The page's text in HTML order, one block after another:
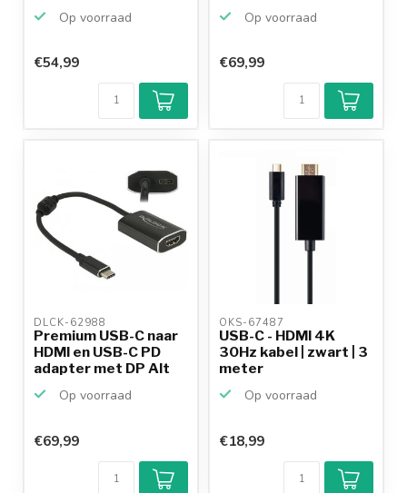
Op voorraad
€54,99
Op voorraad
Klantenbeoordeling
9,2/10
Achteraf
betalen mogelijk
€69,99
DLCK-62988
Premium USB-C naar
HDMI en USB-C PD
adapter met DP Alt
Op voorraad
€69,99
OKS-67487
USB-C - HDMI 4K
30Hz kabel | zwart | 3
meter
Op voorraad
€18,99